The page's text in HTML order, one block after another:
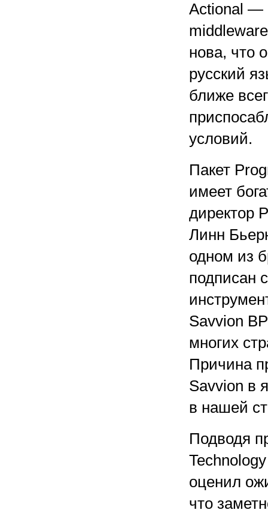
Actional —
нова, что
русский
ближе
условий.
Пакет
имеет
директор
Линн
одном из
подписан
Savvion
многих
Причина
Savvion в
в нашей
Подводя
оценил
что